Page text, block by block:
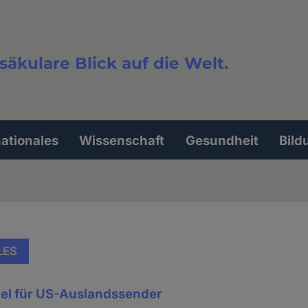
Blick auf die Welt.
Wissenschaft Gesundheit
für US-Auslandssender